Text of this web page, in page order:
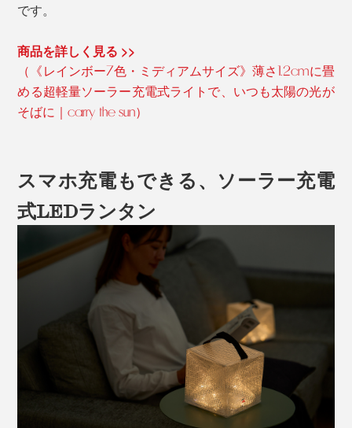
です。
商品を詳しく見る >>
（《レインボー7色・ミディアムサイズ》薄さ1.2cmに畳
める超軽量ソーラー充電式ライトで、いつも太陽の光が
そばに｜carry the sun）
スマホ充電もできる、ソーラー充電
式LEDランタン